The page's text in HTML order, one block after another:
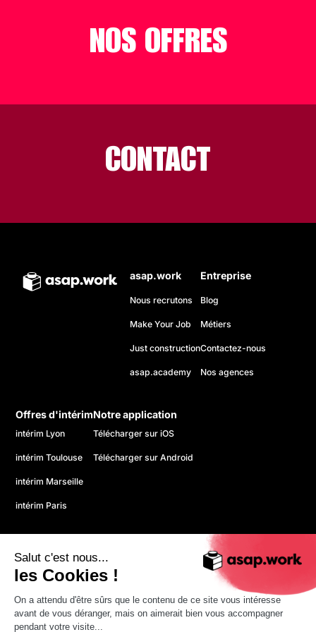
Salut c'est nous...
les Cookies !
On a attendu d'être sûrs que le contenu de ce site vous intéresse
avant de vous déranger, mais on aimerait bien vous accompagner
pendant votre visite...
NOS OFFRES
CONTACT
asap.work
Nous recrutons
Make Your Job
Just construction
asap.academy
Entreprise
Blog
Métiers
Contactez-nous
Nos agences
Offres d'intérim
intérim Lyon
intérim Toulouse
intérim Marseille
intérim Paris
Notre application
Télécharger sur iOS
Télécharger sur Android
Politique de confidentialité
© 2026 asap. Tous droits réservés.